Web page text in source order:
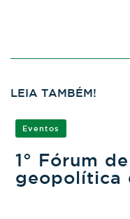
LEIA TAMBÉM!
Eventos
1° Fórum de
geopolítica